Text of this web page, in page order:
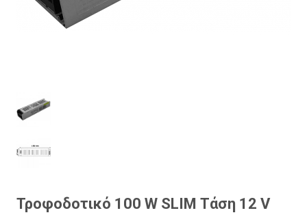
Τροφοδοτικό 100 W SLIM Τάση 12 V